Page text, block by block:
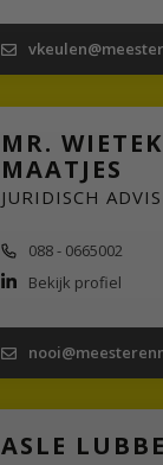
MR.
MAATJES
JURIDISCH
088 - 0665002
Bekijk profiel
ASLE